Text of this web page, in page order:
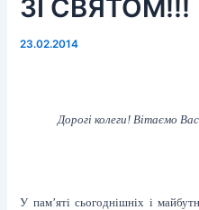
ЗІ СВЯТОМ!!!
23.02.2014
Дорогі колеги! Вітаємо
У пам’яті сьогоднішніх і